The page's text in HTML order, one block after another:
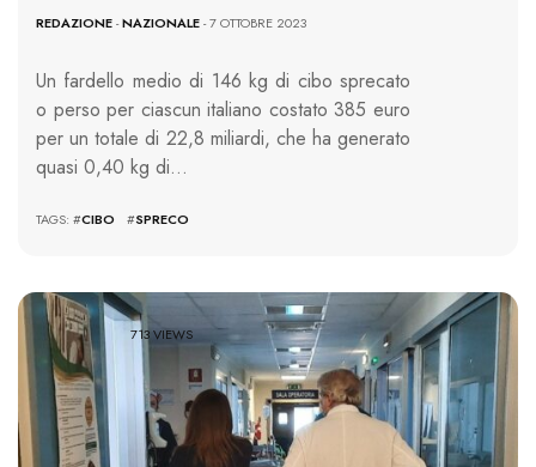
REDAZIONE-NAZIONALE- 7 OTTOBRE 2023
Un fardello medio di 146 kg di cibo sprecato
o perso per ciascun italiano costato 385 euro
per un totale di 22,8 miliardi, che ha generato
quasi 0,40 kg di…
TAGS: #CIBO #SPRECO
713 VIEWS